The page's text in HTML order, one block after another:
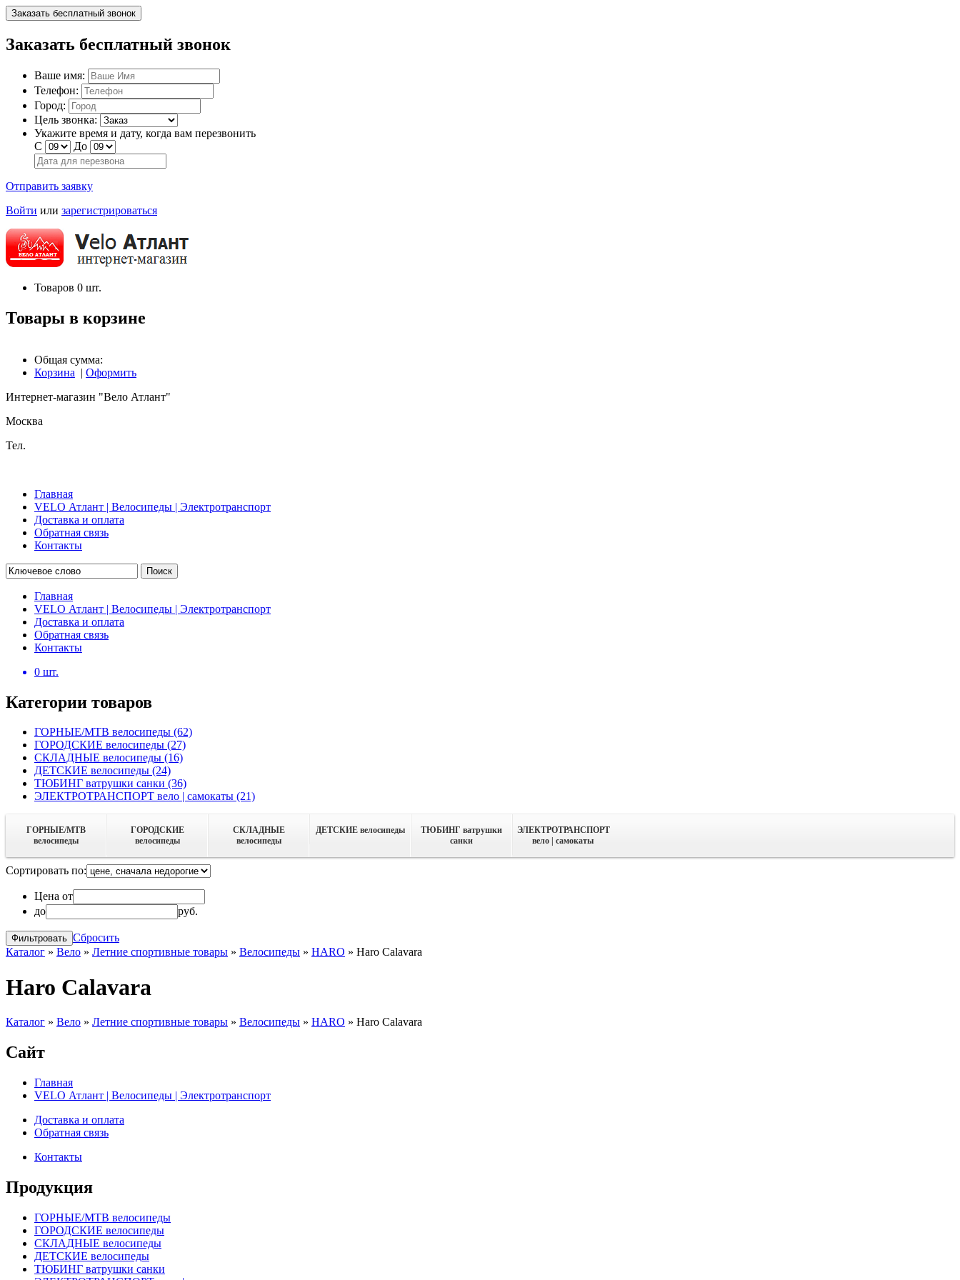
Заказать бесплатный звонок
Заказать бесплатный звонок
Ваше имя:
Телефон:
Город:
Цель звонка:
Укажите время и дату, когда вам перезвонить
С
До
Отправить заявку
Войти или зарегистрироваться
Товаров 0 шт.
Товары в корзине
Общая сумма:
Корзина | Оформить
Интернет-магазин "Вело Атлант"
Москва
Тел.
Главная
VELO Атлант | Велосипеды | Электротранспорт
Доставка и оплата
Обратная связь
Контакты
Поиск
Главная
VELO Атлант | Велосипеды | Электротранспорт
Доставка и оплата
Обратная связь
Контакты
0 шт.
Категории товаров
ГОРНЫЕ/MTB велосипеды (62)
ГОРОДСКИЕ велосипеды (27)
СКЛАДНЫЕ велосипеды (16)
ДЕТСКИЕ велосипеды (24)
ТЮБИНГ ватрушки санки (36)
ЭЛЕКТРОТРАНСПОРТ вело | самокаты (21)
ГОРНЫЕ/MTB
велосипеды
ГОРОДСКИЕ
велосипеды
СКЛАДНЫЕ
велосипеды
ДЕТСКИЕ велосипеды
ТЮБИНГ ватрушки
санки
ЭЛЕКТРОТРАНСПОРТ
вело | самокаты
Сортировать по:
Цена от
до
руб.
Сбросить
Каталог » Вело » Летние спортивные товары » Велосипеды » HARO » Haro Calavara
Haro Calavara
Каталог » Вело » Летние спортивные товары » Велосипеды » HARO » Haro Calavara
Сайт
Главная
VELO Атлант | Велосипеды | Электротранспорт
Доставка и оплата
Обратная связь
Контакты
Продукция
ГОРНЫЕ/MTB велосипеды
ГОРОДСКИЕ велосипеды
СКЛАДНЫЕ велосипеды
ДЕТСКИЕ велосипеды
ТЮБИНГ ватрушки санки